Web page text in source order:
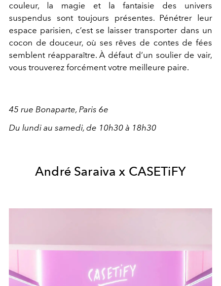
couleur, la magie et la fantaisie des univers
suspendus sont toujours présentes. Pénétrer leur
espace parisien, c’est se laisser transporter dans un
cocon de douceur, où ses rêves de contes de fées
semblent réapparaître. À défaut d’un soulier de vair,
vous trouverez forcément votre meilleure paire.
45 rue Bonaparte, Paris 6e
Du lundi au samedi, de 10h30 à 18h30
André Saraiva x CASETiFY